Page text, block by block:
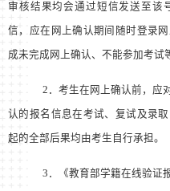
审核结果均会通过短信发送至该
信，应在网上确认期间随时登录
成未完成网上确认、不能参加考试
2 ．考生在网上确认前，应
认的报名信息在考试、复试及录
起的全部后果均由考生自行承担。
3 ．《教育部学籍在线验证